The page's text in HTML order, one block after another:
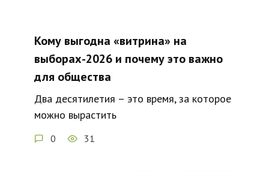
Кому выгодна «витрина» на
выборах-2026 и почему это важно
для общества
Два десятилетия – это время, за которое
можно вырастить
0 31